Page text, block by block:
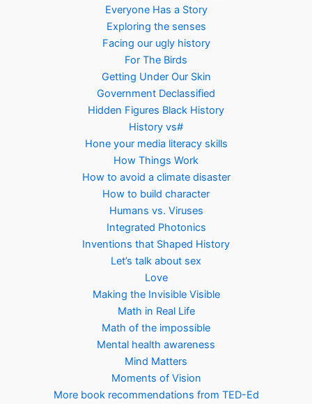
Everyone Has a Story
Exploring the senses
Facing our ugly history
For The Birds
Getting Under Our Skin
Government Declassified
Hidden Figures Black History
History vs#
Hone your media literacy skills
How Things Work
How to avoid a climate disaster
How to build character
Humans vs. Viruses
Integrated Photonics
Inventions that Shaped History
Let’s talk about sex
Love
Making the Invisible Visible
Math in Real Life
Math of the impossible
Mental health awareness
Mind Matters
Moments of Vision
More book recommendations from TED-Ed